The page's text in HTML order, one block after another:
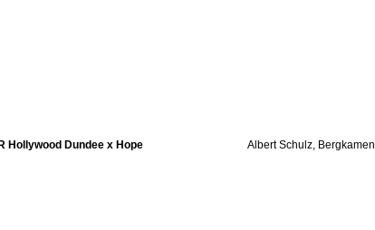
Hollywood Dundee x Hope Albert Schulz, Bergkamen